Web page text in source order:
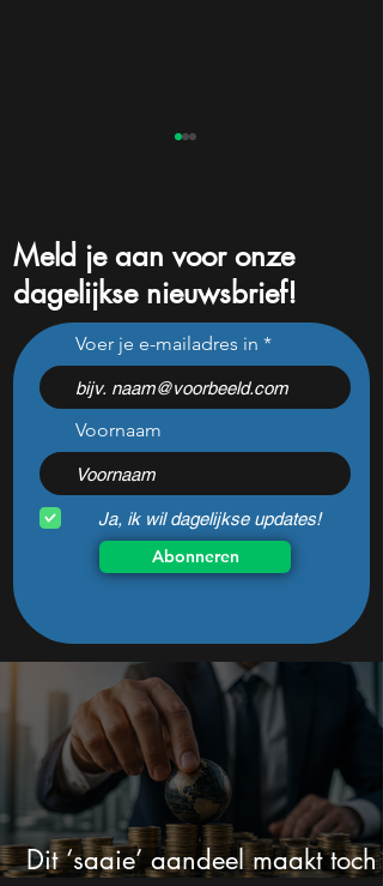
Beleggers dumpen dit
chipaandeel maar Wall
Street ziet een zeldzame
koopkans
Meld je aan voor onze
dagelijkse nieuwsbrief!
Voer je e-mailadres in
Voornaam
Ja, ik wil dagelijkse updates!
Abonneren
Dit ‘saaie’ aandeel maakt toch